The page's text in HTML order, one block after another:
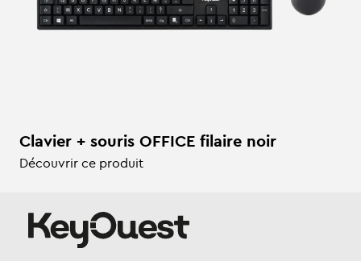
Clavier + souris OFFICE filaire noir
Découvrir ce produit